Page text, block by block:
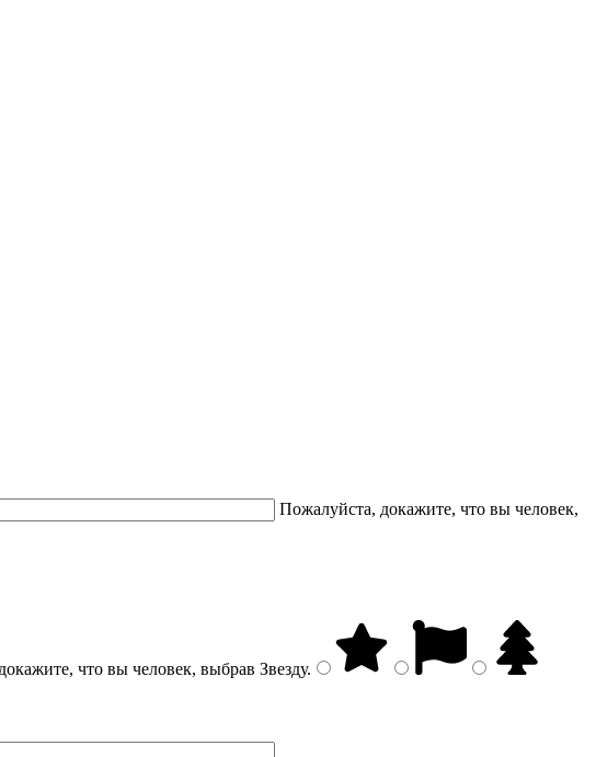
Пожалуйста, докажите, что вы человек,
что вы человек, выбрав Звезду.